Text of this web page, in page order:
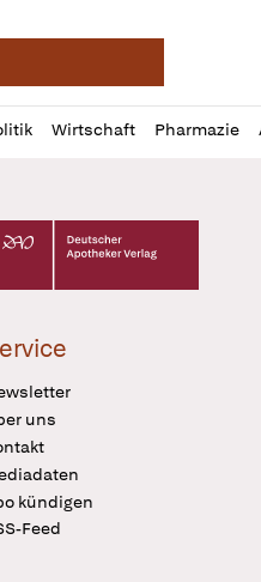
Wirtschaft Pharmazie
Apotheker Verlag
uns
kündigen
Feed